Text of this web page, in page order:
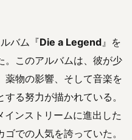
バム『Die a Legend 』を
。このアルバムは、彼が少
薬物の影響、そして音楽を
る努力が描かれている。
インストリームに進出した
での人気を誇っていた。